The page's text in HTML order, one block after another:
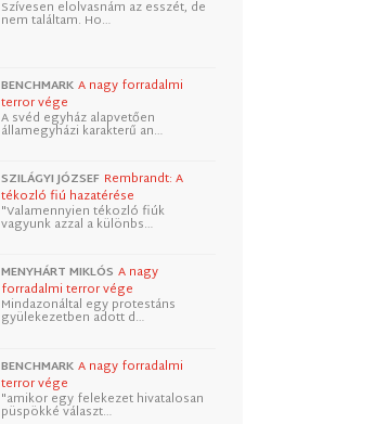
Szívesen elolvasnám az esszét, de
nem találtam. Ho…
BENCHMARK A nagy forradalmi
terror vége
A svéd egyház alapvetően
államegyházi karakterű an…
SZILÁGYI JÓZSEF Rembrandt: A
tékozló fiú hazatérése
"Valamennyien tékozló fiúk
vagyunk azzal a különbs…
MENYHÁRT MIKLÓS A nagy
forradalmi terror vége
Mindazonáltal egy protestáns
gyülekezetben adott d…
BENCHMARK A nagy forradalmi
terror vége
"amikor egy felekezet hivatalosan
püspökké választ…